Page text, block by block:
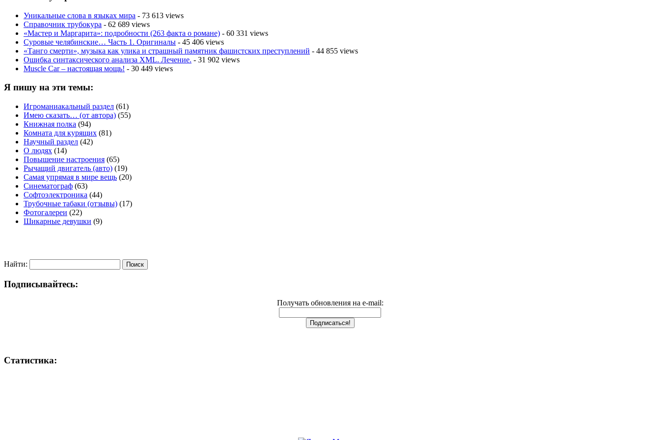
Уникальные слова в языках мира - 73 613 views
Справочник трубокура - 62 689 views
«Мастер и Маргарита»: подробности (263 факта о романе) - 60 331 views
Суровые челябинские… Часть 1. Оригиналы - 45 406 views
«Танго смерти», музыка как улика и страшный памятник фашистских преступлений - 44 855 views
Ошибка синтаксического анализа XML. Лечение. - 31 902 views
Muscle Car – настоящая мощь! - 30 449 views
Я пишу на эти темы:
Игроманиакальный раздел (61)
Имею сказать… (от автора) (55)
Книжная полка (94)
Комната для курящих (81)
Научный раздел (42)
О людях (14)
Повышение настроения (65)
Рычащий двигатель (авто) (19)
Самая упрямая в мире вещь (20)
Синематограф (63)
Софтоэлектроника (44)
Трубочные табаки (отзывы) (17)
Фотогалереи (22)
Шикарные девушки (9)
Найти:
Подписывайтесь:
Получать обновления на e-mail:
Статистика: